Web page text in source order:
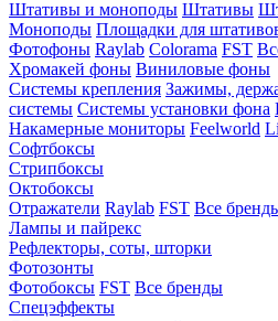
Штативы и моноподы Штативы
Моноподы Площадки для
Фотофоны Raylab Colorama FST
Хромакей фоны Виниловые фоны
Системы крепления Зажимы,
системы Системы установки фона
Накамерные мониторы Feelworld
Софтбоксы
Стрипбоксы
Октобоксы
Отражатели Raylab FST Все
Лампы и пайрекс
Рефлекторы, соты, шторки
Фотозонты
Фотобоксы FST Все бренды
Спецэффекты